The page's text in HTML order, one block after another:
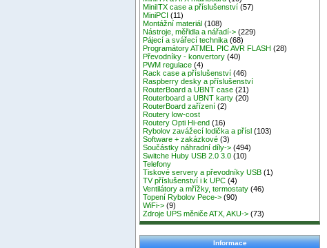
MiniITX case a příslušenství (57)
MiniPCI (11)
Montážní materiál (108)
Nástroje, měřidla a nářadí-> (229)
Pájecí a svářecí technika (68)
Programátory ATMEL PIC AVR FLASH (28)
Převodníky - konvertory (40)
PWM regulace (4)
Rack case a příslušenství (46)
Raspberry desky a příslušenství
RouterBoard a UBNT case (21)
Routerboard a UBNT karty (20)
RouterBoard zařízení (2)
Routery low-cost
Routery Opti Hi-end (16)
Rybolov zavážecí lodička a přísl (103)
Software + zakázkové (3)
Součástky náhradní díly-> (494)
Switche Huby USB 2.0 3.0 (10)
Telefony
Tiskové servery a převodníky USB (1)
TV příslušenství i k UPC (4)
Ventilátory a mřížky, termostaty (46)
Topení Rybolov Pece-> (90)
WiFi-> (9)
Zdroje UPS měniče ATX, AKU-> (73)
Informace